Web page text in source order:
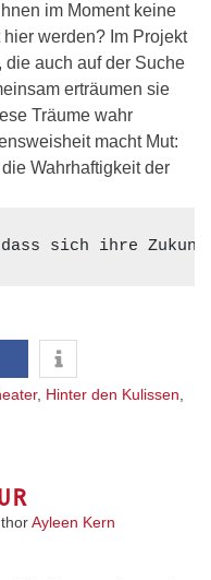
im Moment keine
werden? Im Projekt
die auch auf der Suche
erträumen sie
Träume wahr
macht Mut:
Wahrhaftigkeit der
, Hinter den Kulissen,
Ayleen Kern